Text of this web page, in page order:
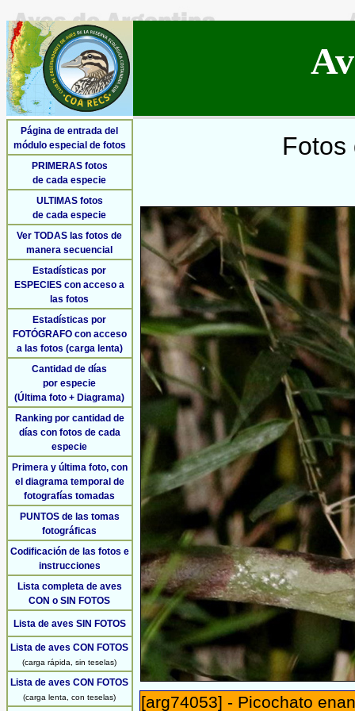
Página de entrada del
módulo especial de fotos
PRIMERAS fotos
de cada especie
ULTIMAS fotos
de cada especie
Ver TODAS las fotos de
manera secuencial
Estadísticas por
ESPECIES con acceso a
las fotos
Estadísticas por
FOTÓGRAFO con acceso
a las fotos (carga lenta)
Cantidad de días
por especie
(Última foto + Diagrama)
Ranking por cantidad de
días con fotos de cada
especie
Primera y última foto, con
el diagrama temporal de
fotografías tomadas
PUNTOS de las tomas
fotográficas
Codificación de las fotos e
instrucciones
Lista completa de aves
CON o SIN FOTOS
Lista de aves SIN FOTOS
Lista de aves CON FOTOS
(carga rápida, sin teselas)
Lista de aves CON FOTOS
(carga lenta, con teselas)
Fotos
[arg74053] - Picochato